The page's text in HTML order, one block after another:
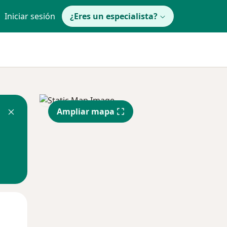
Iniciar sesión ¿Eres un especialista?
Ampliar mapa